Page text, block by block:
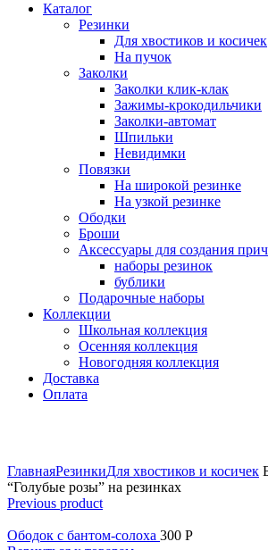
Каталог
Резинки
Для хвостиков и косичек
На пучок
Заколки
Заколки клик-клак
Зажимы-крокодильчики
Заколки-автомат
Шпильки
Невидимки
Повязки
На широкой резинке
На узкой резинке
Ободки
Броши
Аксессуары для создания
наборы резинок
бублики
Подарочные наборы
Коллекции
Школьная коллекция
Осенняя коллекция
Новогодняя коллекция
Доставка
Оплата
ГлавнаяРезинкиДля хвостиков и косичек
“Голубые розы” на резинках
Previous product
Ободок с бантом-солоха 300 Р